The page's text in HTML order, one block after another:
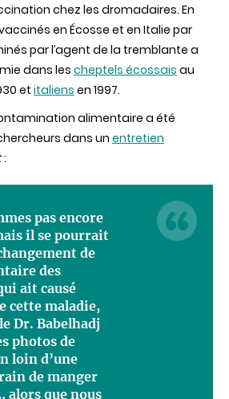
chez les dromadaires. En
en Écosse et en Italie par
par l’agent de la tremblante a
dans les cheptels écossais au
et italiens en 1997.
alimentaire a été
dans un entretien
:
pas encore
il se pourrait
de
des
ait causé
cette maladie,
Dr. Babelhadj
photos de
loin d’une
de manger
alors que nous